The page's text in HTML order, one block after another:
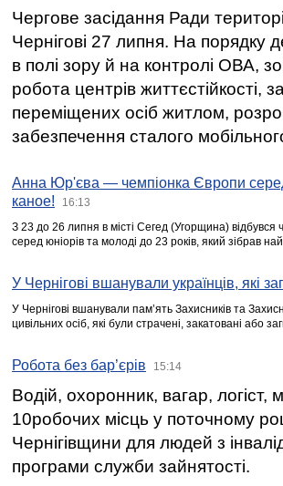
Чергове засідання Ради
Чернігові 27 липня. На порядку
в полі зору й на контролі ОВА,
робота центрів життєстійкості,
переміщених осіб житлом,
забезпечення сталого
Анна Юр'єва — чемпіонка Європи
каное!
16:13
З 23 до 26 липня в місті Сегед (Угорщина)
серед юніорів та молоді до 23 років, який зібрав
У Чернігові вшанували українців, які
У Чернігові вшанували пам’ять Захисників та
цивільних осіб, які були страчені, закатовані або
Робота без бар’єрів 15:14
Водій, охоронник, вагар,
10робочих місць у поточному
Чернігівщини для людей з
програми служби зайнятості.